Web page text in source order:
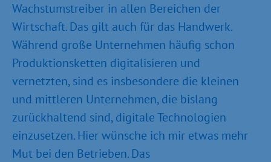
Wachstumstreiber in allen Bereichen der
Wirtschaft. Das gilt auch für das Handwerk.
Während große Unternehmen häufig schon
Produktionsketten digitalisieren und
vernetzten, sind es insbesondere die kleinen
und mittleren Unternehmen, die bislang
zurückhaltend sind, digitale Technologien
einzusetzen. Hier wünsche ich mir etwas mehr
Mut bei den Betrieben. Das